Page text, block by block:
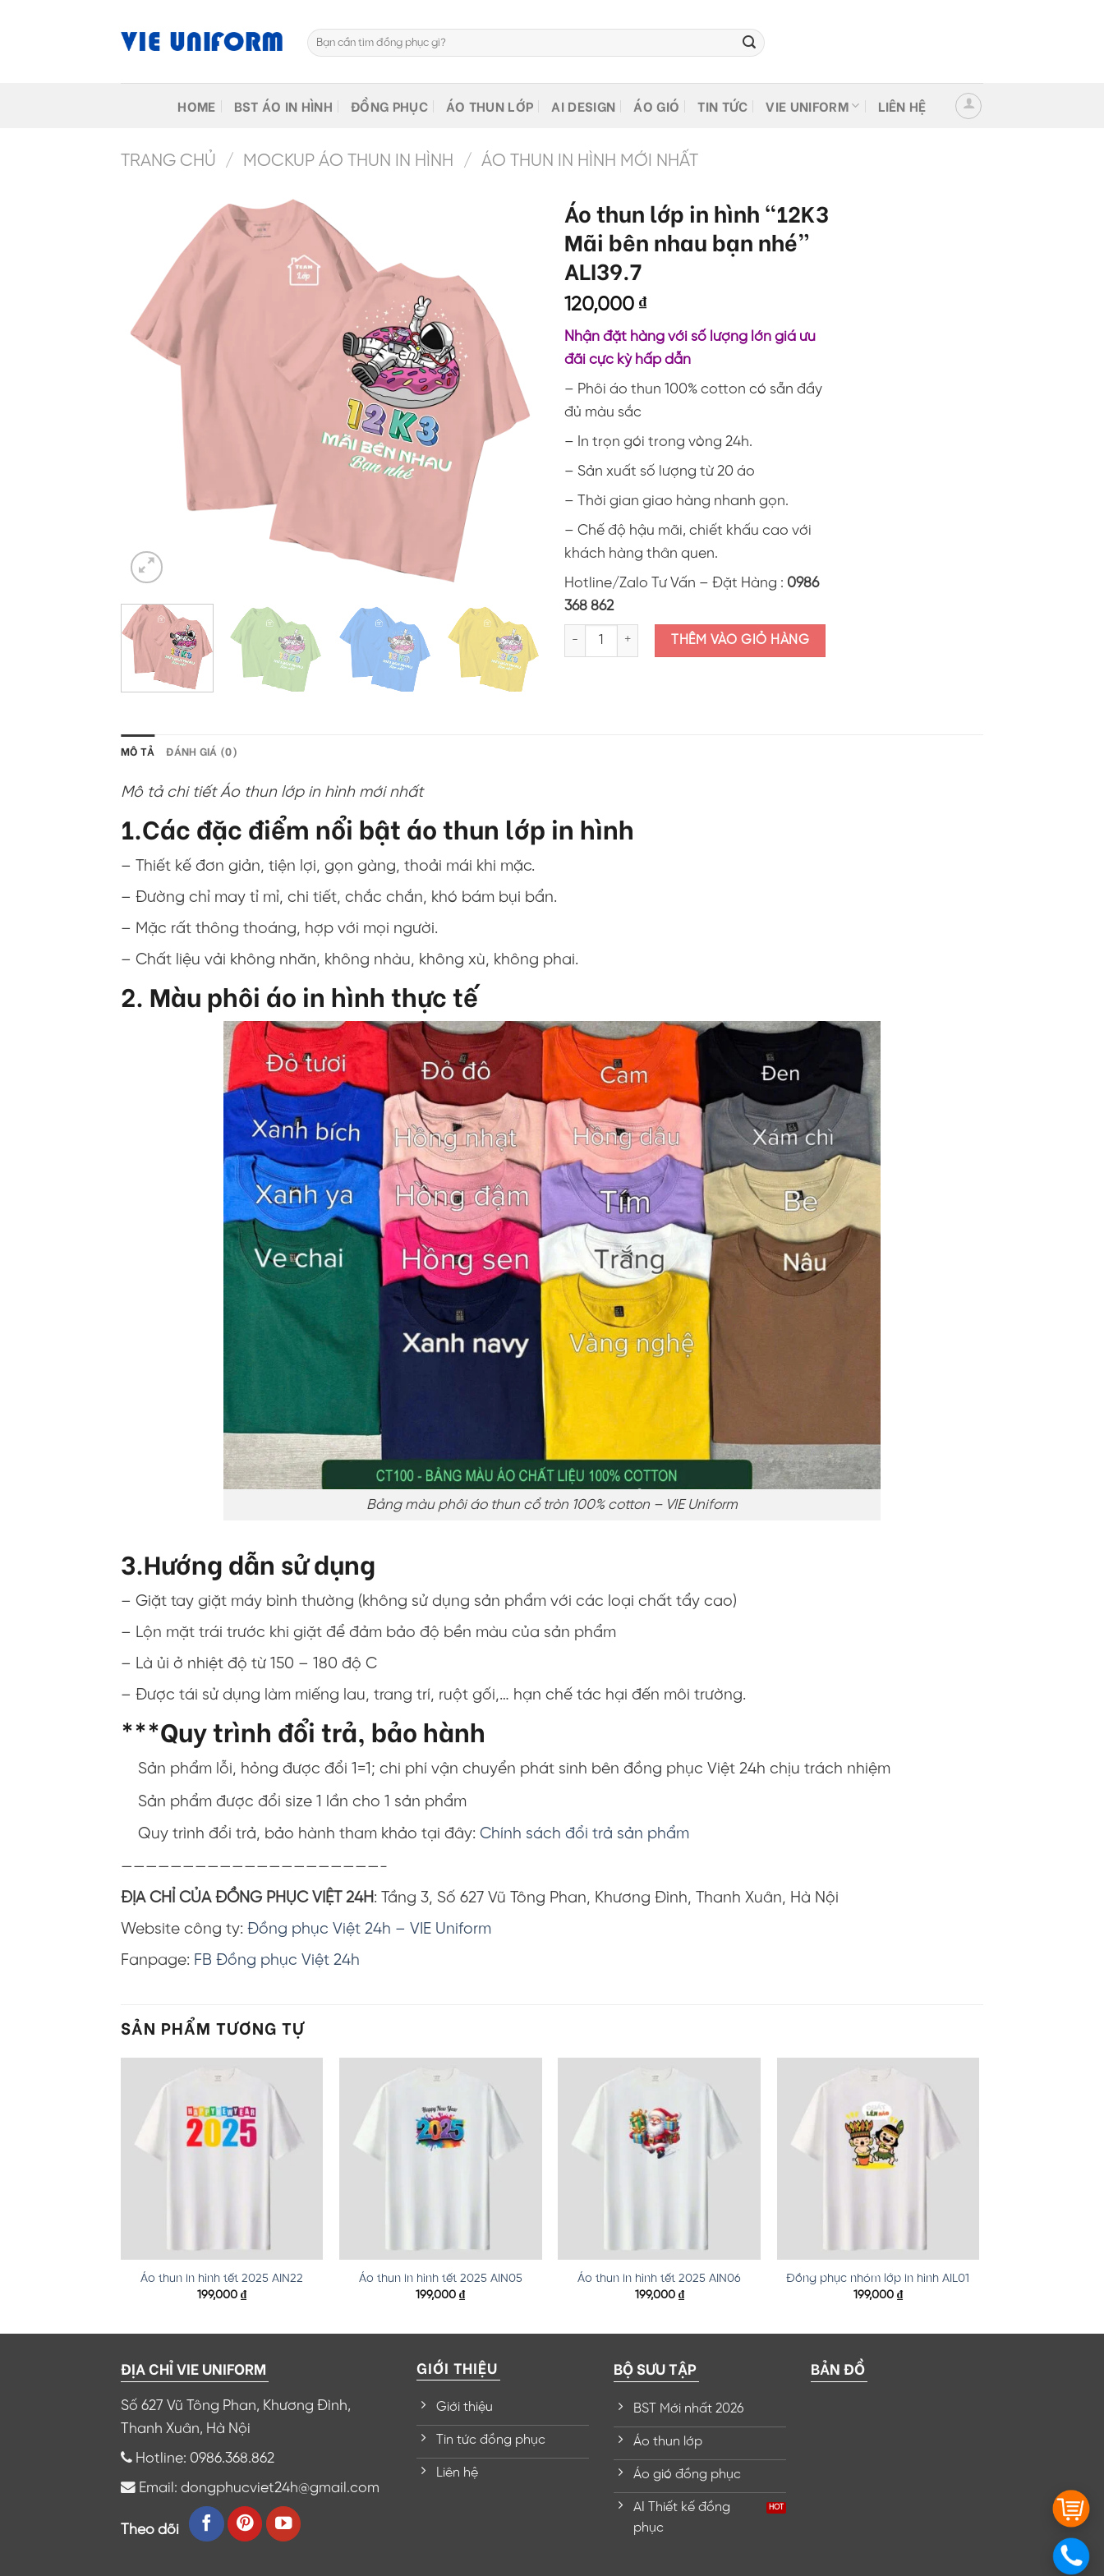
Tìm
kiếm:
HOME BST ÁO IN HÌNH ĐỒNG PHỤC ÁO THUN LỚP AI DESIGN ÁO GIÓ TIN TỨC VIE UNIFORM LIÊN HỆ
TRANG CHỦ / MOCKUP ÁO THUN IN HÌNH / ÁO THUN IN HÌNH MỚI NHẤT
Áo thun lớp in hình “12K3
Mãi bên nhau bạn nhé”
ALI39.7
120,000 ₫
Nhận đặt hàng với số lượng lớn giá ưu
đãi cực kỳ hấp dẫn
– Phôi áo thun 100% cotton có sẵn đầy
đủ màu sắc
– In trọn gói trong vòng 24h.
– Sản xuất số lượng từ 20 áo
– Thời gian giao hàng nhanh gọn.
– Chế độ hậu mãi, chiết khấu cao với
khách hàng thân quen.
Hotline/Zalo Tư Vấn – Đặt Hàng : 0986
368 862
Áo thun lớp in hình "12K3 Mãi bên nhau bạn nhé" ALI39.7 số lượng
THÊM VÀO GIỎ HÀNG
MÔ TẢ ĐÁNH GIÁ (0)
Mô tả chi tiết Áo thun lớp in hình mới nhất
1.Các đặc điểm nổi bật áo thun lớp in hình
– Thiết kế đơn giản, tiện lợi, gọn gàng, thoải mái khi mặc.
– Đường chỉ may tỉ mỉ, chi tiết, chắc chắn, khó bám bụi bẩn.
– Mặc rất thông thoáng, hợp với mọi người.
– Chất liệu vải không nhăn, không nhàu, không xù, không phai.
2. Màu phôi áo in hình thực tế
Bảng màu phôi áo thun cổ tròn 100% cotton – VIE Uniform
3.Hướng dẫn sử dụng
– Giặt tay giặt máy bình thường (không sử dụng sản phẩm với các loại chất tẩy cao)
– Lộn mặt trái trước khi giặt để đảm bảo độ bền màu của sản phẩm
– Là ủi ở nhiệt độ từ 150 – 180 độ C
– Được tái sử dụng làm miếng lau, trang trí, ruột gối,… hạn chế tác hại đến môi trường.
***Quy trình đổi trả, bảo hành
Sản phẩm lỗi, hỏng được đổi 1=1; chi phí vận chuyển phát sinh bên đồng phục Việt 24h chịu trách nhiệm
Sản phẩm được đổi size 1 lần cho 1 sản phẩm
Quy trình đổi trả, bảo hành tham khảo tại đây: Chính sách đổi trả sản phẩm
—————————————————————-
ĐỊA CHỈ CỦA ĐỒNG PHỤC VIỆT 24H: Tầng 3, Số 627 Vũ Tông Phan, Khương Đình, Thanh Xuân, Hà Nội
Website công ty: Đồng phục Việt 24h – VIE Uniform
Fanpage: FB Đồng phục Việt 24h
SẢN PHẨM TƯƠNG TỰ
Áo thun in hình tết 2025 AIN22
199,000₫
Áo thun in hình tết 2025 AIN05
199,000₫
Áo thun in hình tết 2025 AIN06
199,000 ₫
Đồng phục nhóm lớp in hình AIL01
199,000 ₫
ĐỊA CHỈ VIE UNIFORM
Số 627 Vũ Tông Phan, Khương Đình,
Thanh Xuân, Hà Nội
Hotline: 0986.368.862
Email: dongphucviet24h@gmail.com
Theo dõi
GIỚI THIỆU
Giới thiệu
Tin tức đồng phục
Liên hệ
BỘ SƯU TẬP
BST Mới nhất 2026
Áo thun lớp
Áo gió đồng phục
AI Thiết kế đồng
phục
BẢN ĐỒ